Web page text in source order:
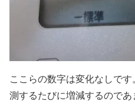
ここらの数字は変化なしで
測するたびに増減するので